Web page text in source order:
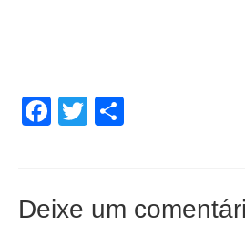
Facebook
Twitter
Deixe um